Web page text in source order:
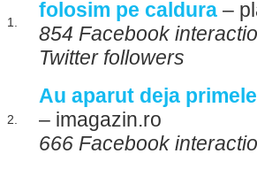
1.
folosim pe caldura –
854 Facebook
Twitter followers
2.
Au aparut deja
– imagazin.ro
666 Facebook